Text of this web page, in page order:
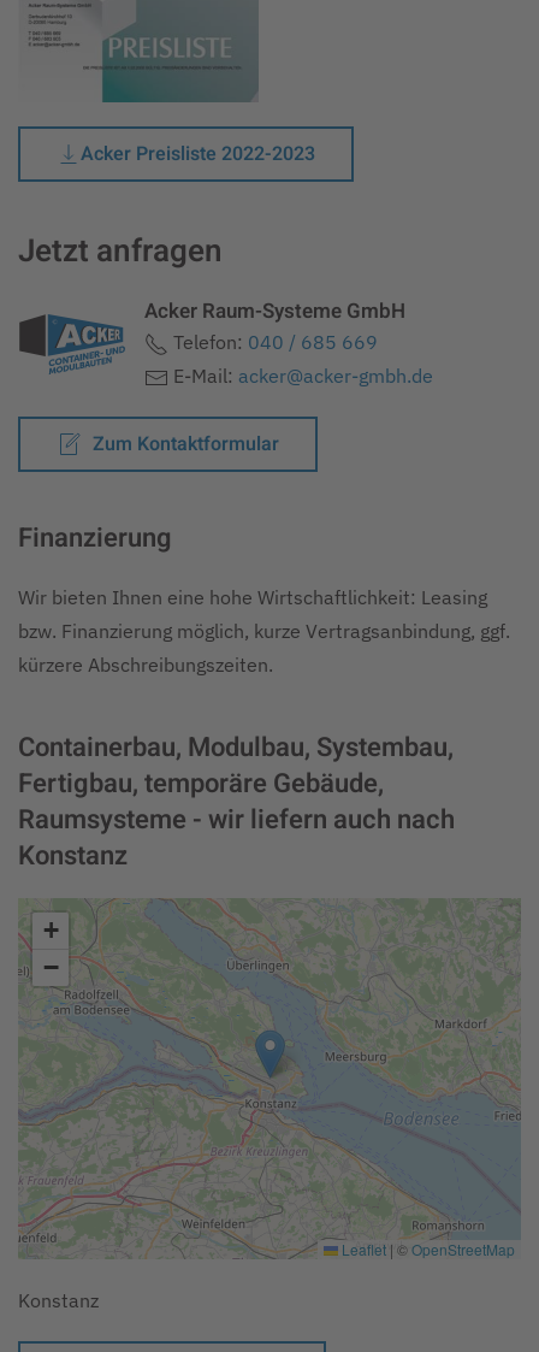
Acker Preisliste 2022-2023
Jetzt anfragen
Acker Raum-Systeme GmbH
Telefon: 040 / 685 669
E-Mail: acker@acker-gmbh.de
Zum Kontaktformular
Finanzierung
Wir bieten Ihnen eine hohe Wirtschaftlichkeit: Leasing
bzw. Finanzierung möglich, kurze Vertragsanbindung, ggf.
kürzere Abschreibungszeiten.
Containerbau, Modulbau, Systembau,
Fertigbau, temporäre Gebäude,
Raumsysteme - wir liefern auch nach
Konstanz
+
−
Leaflet | ©OpenStreetMap
Konstanz